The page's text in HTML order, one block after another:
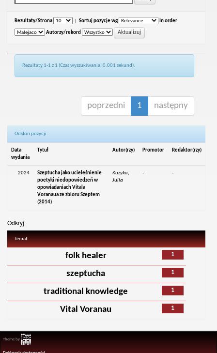
Rezultaty/Strona Sortuj pozycje wg In order
Autorzy/rekord
Rezultaty 1-1 z 1 (Czas wyszukiwania: 0.001 sekund).
poprzedni 1 następny
Odsłon pozycji:
Data
wydania
Tytuł Autor(rzy) Promotor Redaktor(rzy)
2024
Szeptucha jako ucieleśnienie
poetyki niedopowiedzeń w
opowiadaniach Vitala
Voranaua ze zbioru Szeptem
(2014)
Kuzyka,
Julia
- -
Odkryj
Temat
1
folk healer
1
szeptucha
1
traditional knowledge
1
Vital Voranau
Theme by